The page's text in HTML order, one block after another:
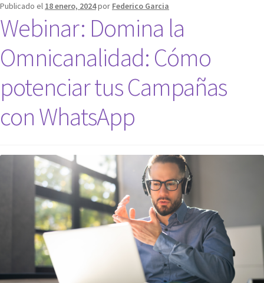
Publicado el 18 enero, 2024por Federico Garcia
Webinar: Domina la
Omnicanalidad: Cómo
potenciar tus Campañas
con WhatsApp